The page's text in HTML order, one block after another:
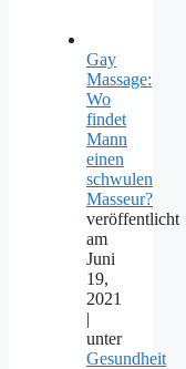
Gay
Massage:
Wo
findet
Mann
einen
schwulen
Masseur?
veröffentlicht
am
Juni
19,
2021
|
unter
Gesundheit